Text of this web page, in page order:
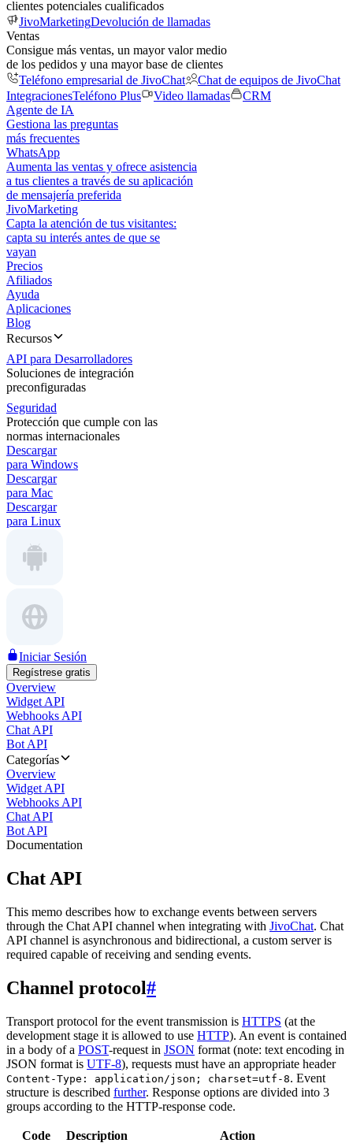
clientes potenciales cualificados
JivoMarketingDevolución de llamadas
Ventas
Consigue más ventas, un mayor valor medio
de los pedidos y una mayor base de clientes
Teléfono empresarial de JivoChat
Chat de equipos de JivoChat
IntegracionesTeléfono Plus Video llamadas
CRM
Agente de IA
Gestiona las preguntas
más frecuentes
WhatsApp
Aumenta las ventas y ofrece asistencia
a tus clientes a través de su aplicación
de mensajería preferida
JivoMarketing
Capta la atención de tus visitantes:
capta su interés antes de que se
vayan
Precios
Afiliados
Ayuda
Aplicaciones
Blog
Recursos
API para Desarrolladores
Soluciones de integración
preconfiguradas
Seguridad
Protección que cumple con las
normas internacionales
Descargar
para Windows
Descargar
para Mac
Descargar
para Linux
Iniciar Sesión
Regístrese gratis
Overview
Widget API
Webhooks API
Chat API
Bot API
Categorías
Overview
Widget API
Webhooks API
Chat API
Bot API
Documentation
Chat API
This memo describes how to exchange events between servers
through the Chat API channel when integrating with JivoChat. Chat
API channel is asynchronous and bidirectional, a custom server is
required capable of receiving and sending events.
Channel protocol#
Transport protocol for the event transmission is HTTPS (at the
development stage it is allowed to use HTTP). An event is contained
in a body of a POST-request in JSON format (note: text encoding in
JSON format is UTF-8), requests must have an appropriate header
Content-Type: application/json; charset=utf-8. Event
structure is described further. Response options are divided into 3
groups according to the HTTP-response code.
Code Description Action